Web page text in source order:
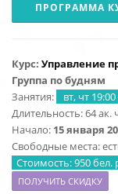
ПРОГРАММА
Курс: Управление
Группа по будням
Занятия:
вт, чт
Длительность: 64 ак.
Начало: 15января
Свободные места:
Стоимость: 950 бел.
ПОЛУЧИТЬ СКИДКУ